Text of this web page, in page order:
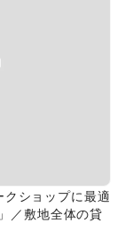
クショップに最適
／敷地全体の貸